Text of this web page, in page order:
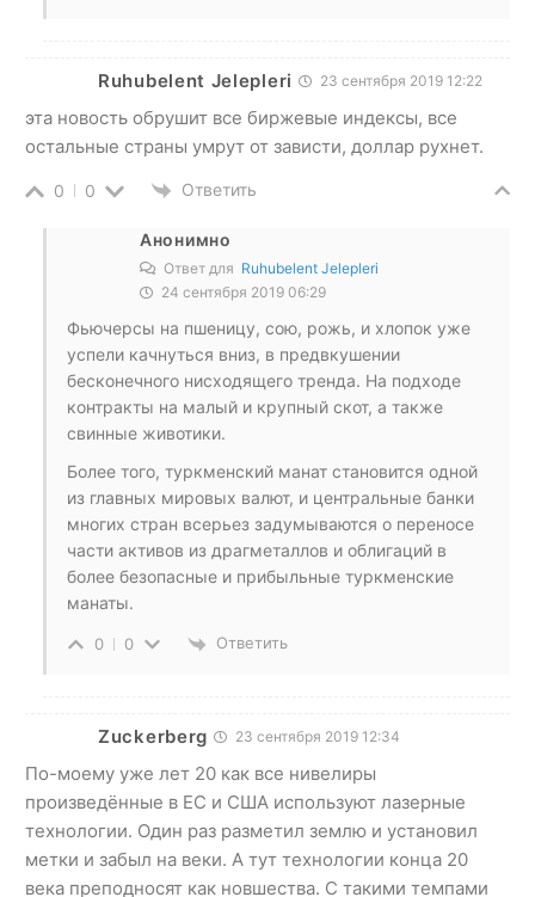
Ruhubelent Jelepleri 23 сентября 2019 12:22
эта новость обрушит все биржевые индексы, все
остальные страны умрут от зависти, доллар рухнет.
0 0 Ответить
Анонимно
Ответ для Ruhubelent Jelepleri
24 сентября 2019 06:29
Фьючерсы на пшеницу, сою, рожь, и хлопок уже
успели качнуться вниз, в предвкушении
бесконечного нисходящего тренда. На подходе
контракты на малый и крупный скот, а также
свинные животики.
Более того, туркменский манат становится одной
из главных мировых валют, и центральные банки
многих стран всерьез задумываются о переносе
части активов из драгметаллов и облигаций в
более безопасные и прибыльные туркменские
манаты.
0 0 Ответить
Zuckerberg 23 сентября 2019 12:34
По-моему уже лет 20 как все нивелиры
произведённые в ЕС и США используют лазерные
технологии. Один раз разметил землю и установил
метки и забыл на веки. А тут технологии конца 20
века преподносят как новшества. С такими темпами